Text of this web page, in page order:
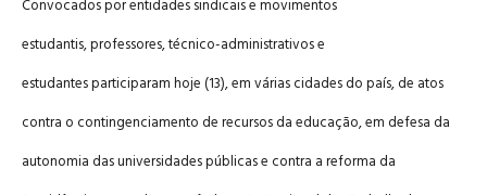
estudantis, professores, técnico-administrativos e
estudantes participaram hoje (13), em várias cidades do país, de atos
contra o contingenciamento de recursos da educação, em defesa da
autonomia das universidades públicas e contra a reforma da